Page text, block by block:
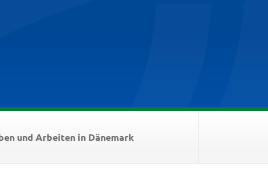
und Arbeiten in Dänemark